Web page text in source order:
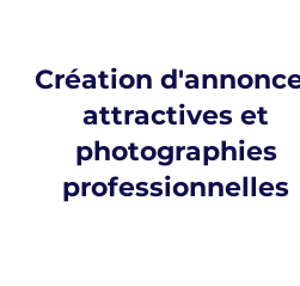
Création
attractives et
photographies
professionnelles